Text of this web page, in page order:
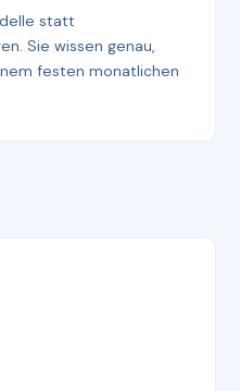
statt
Sie wissen genau,
festen monatlichen